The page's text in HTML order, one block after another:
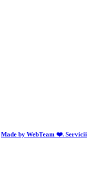
Made by WebTeam ❤️. Servicii